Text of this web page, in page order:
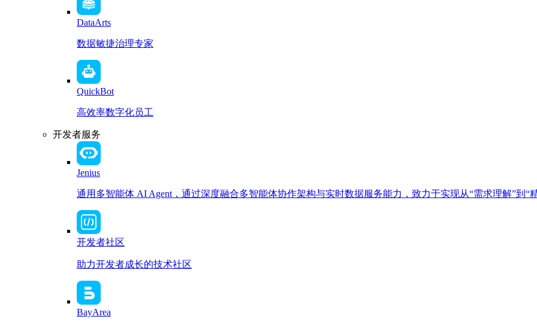
DataArts
数据敏捷治理专家
QuickBot
高效率数字化员工
开发者服务
Jenius
通用多智能体 AI Agent，通过深度融合多智能体协作架构与实时数据服务能力，致力于实现从“需求理解”到“
开发者社区
助力开发者成长的技术社区
BayArea